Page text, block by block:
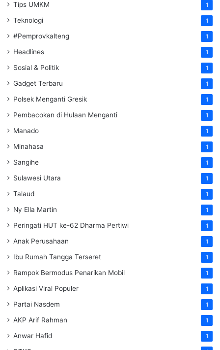
Tips UMKM 1
Teknologi 1
#Pemprovkalteng 1
Headlines 1
Sosial & Politik 1
Gadget Terbaru 1
Polsek Menganti Gresik 1
Pembacokan di Hulaan Menganti 1
Manado 1
Minahasa 1
Sangihe 1
Sulawesi Utara 1
Talaud 1
Ny Ella Martin 1
Peringati HUT ke-62 Dharma Pertiwi 1
Anak Perusahaan 1
Ibu Rumah Tangga Terseret 1
Rampok Bermodus Penarikan Mobil 1
Aplikasi Viral Populer 1
Partai Nasdem 1
AKP Arif Rahman 1
Anwar Hafid 1